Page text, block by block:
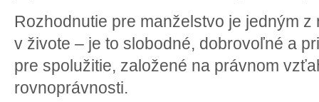
Rozhodnutie pre manželstvo je jedným
v živote – je to slobodné, dobrovoľné a
pre spolužitie, založené na právnom
rovnoprávnosti.